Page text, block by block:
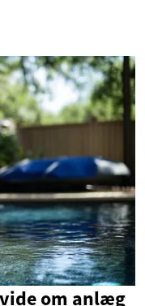
om anlæg